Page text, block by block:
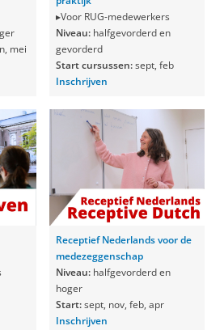
mei
▸Voor RUG-medewerkers
Niveau: halfgevorderd en
gevorderd
Start cursussen:sept, feb
Inschrijven
Receptief Nederlands voor de
medezeggenschap
Niveau: halfgevorderd en
hoger
Start:sept, nov, feb, apr
Inschrijven